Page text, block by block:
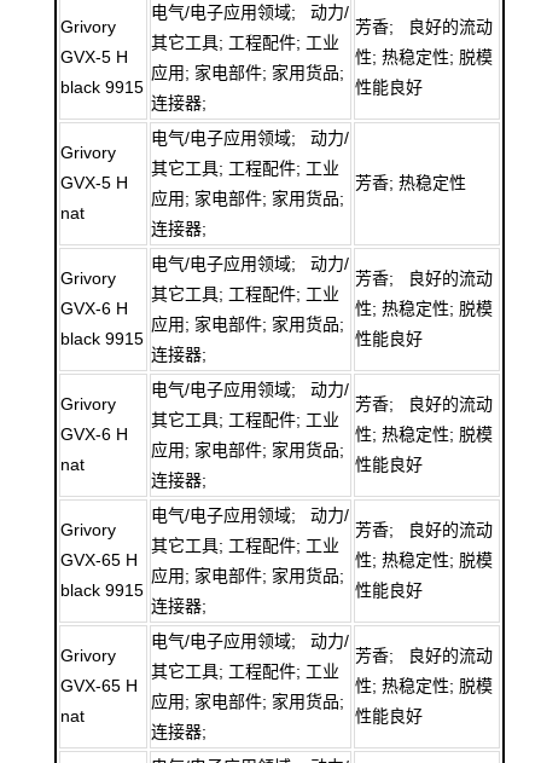
Grivory
GVX-5 H
black 9915
电气/电子应用领域; 动力/
其它工具; 工程配件; 工业
应用; 家电部件; 家用货品;
连接器;
芳香; 良好的流动
性; 热稳定性; 脱模
性能良好
Grivory
GVX-5 H
nat
电气/电子应用领域; 动力/
其它工具; 工程配件; 工业
应用; 家电部件; 家用货品;
连接器;
芳香; 热稳定性
Grivory
GVX-6 H
black 9915
电气/电子应用领域; 动力/
其它工具; 工程配件; 工业
应用; 家电部件; 家用货品;
连接器;
芳香; 良好的流动
性; 热稳定性; 脱模
性能良好
Grivory
GVX-6 H
nat
电气/电子应用领域; 动力/
其它工具; 工程配件; 工业
应用; 家电部件; 家用货品;
连接器;
芳香; 良好的流动
性; 热稳定性; 脱模
性能良好
Grivory
GVX-65 H
black 9915
电气/电子应用领域; 动力/
其它工具; 工程配件; 工业
应用; 家电部件; 家用货品;
连接器;
芳香; 良好的流动
性; 热稳定性; 脱模
性能良好
Grivory
GVX-65 H
nat
电气/电子应用领域; 动力/
其它工具; 工程配件; 工业
应用; 家电部件; 家用货品;
连接器;
芳香; 良好的流动
性; 热稳定性; 脱模
性能良好